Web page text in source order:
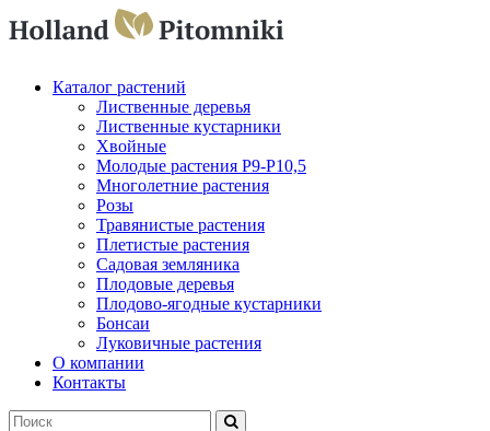
Каталог растений
Лиственные деревья
Лиственные кустарники
Хвойные
Молодые растения P9-P10,5
Многолетние растения
Розы
Травянистые растения
Плетистые растения
Садовая земляника
Плодовые деревья
Плодово-ягодные кустарники
Бонсаи
Луковичные растения
О компании
Контакты